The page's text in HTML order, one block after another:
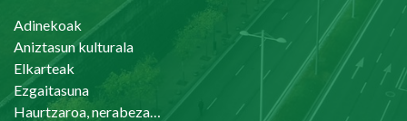
Adinekoak
Aniztasun kulturala
Elkarteak
Ezgaitasuna
Haurtzaroa, nerabezaroa eta familia